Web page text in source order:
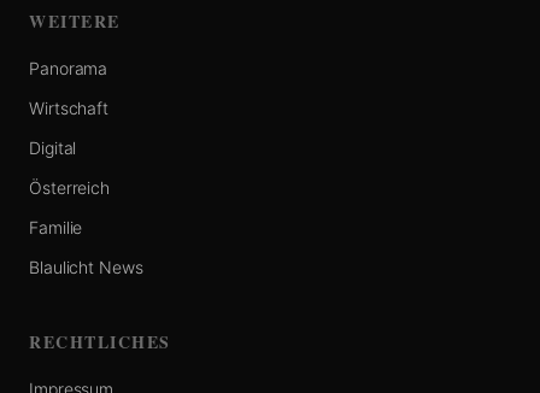
WEITERE
Panorama
Wirtschaft
Digital
Österreich
Familie
Blaulicht News
RECHTLICHES